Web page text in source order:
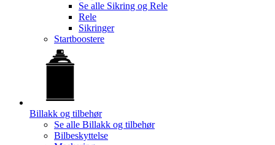
Se alle Sikring og Rele
Rele
Sikringer
Startboostere
Billakk og tilbehør
Se alle Billakk og tilbehør
Bilbeskyttelse